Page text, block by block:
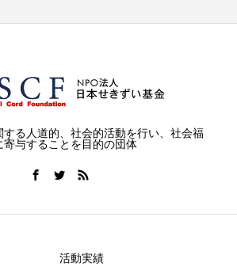
する人道的、社会的活動を行い、社会福
寄与することを目的の団体
活動実績